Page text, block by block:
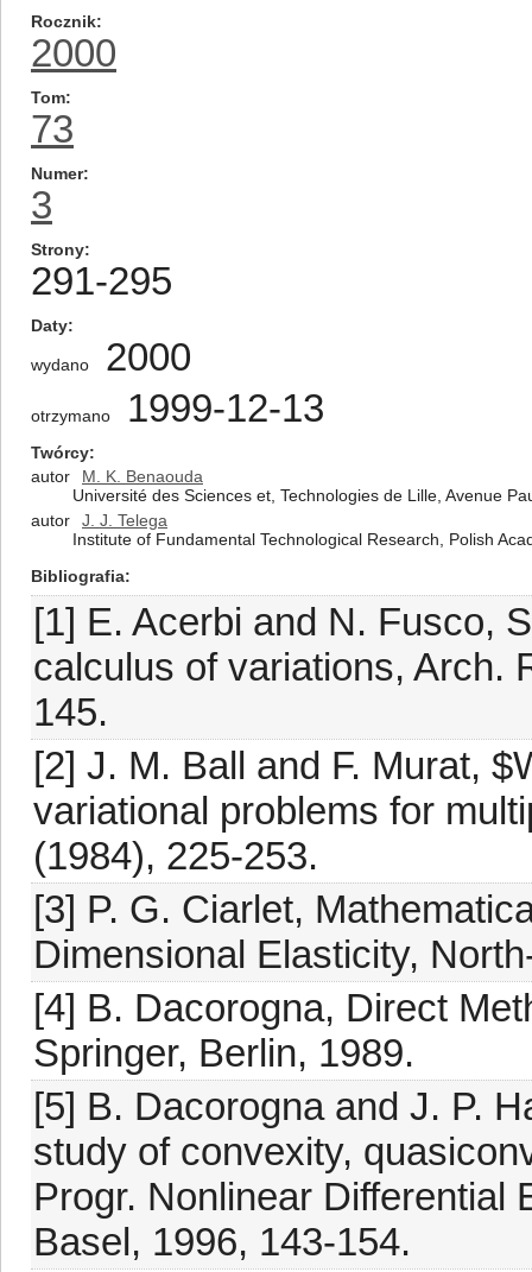
Rocznik
2000
Tom
73
Numer
3
Strony
291-295
Daty
wydano 2000
otrzymano 1999-12-13
Twórcy
autor
M. K. Benaouda
Université des Sciences et, Technologies de Lille, Avenue
autor
J. J. Telega
Institute of Fundamental Technological Research, Polish
Bibliografia
[1] E. Acerbi and N. Fusco,
calculus of variations, Arch.
145.
[2] J. M. Ball and F. Murat,
variational problems for
(1984), 225-253.
[3] P. G. Ciarlet,
Dimensional Elasticity,
[4] B. Dacorogna, Direct
Springer, Berlin, 1989.
[5] B. Dacorogna and J. P.
study of convexity,
Progr. Nonlinear Differential
Basel, 1996, 143-154.